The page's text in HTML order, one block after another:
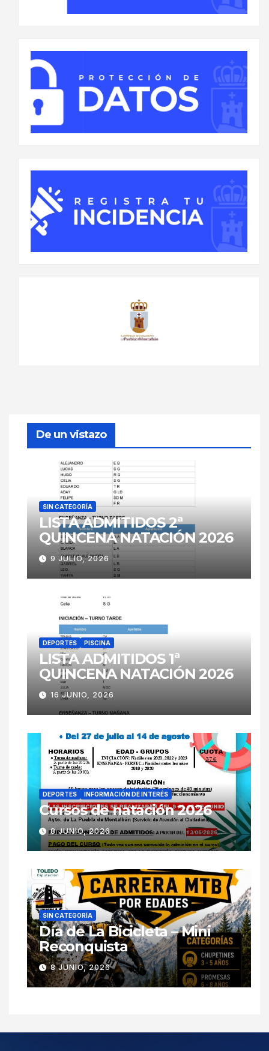
De un vistazo
SIN CATEGORÍA
LISTA ADMITIDOS 2ª
QUINCENA NATACIÓN 2026
9 JULIO, 2026
DEPORTES PISCINA
LISTA ADMITIDOS 1ª
QUINCENA NATACIÓN 2026
16 JUNIO, 2026
DEPORTES INFORMACIÓN DE INTERÉS
Cursos de natación 2026
8 JUNIO, 2026
SIN CATEGORÍA
Día de La Bicicleta – Mini
Reconquista
8 JUNIO, 2026